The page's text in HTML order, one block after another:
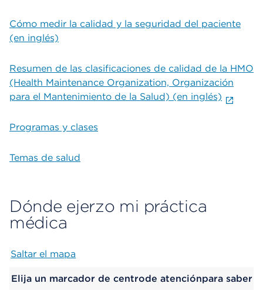
Cómo medir la calidad y la seguridad del paciente
(en inglés)
Resumen de las clasificaciones de calidad de la HMO
(Health Maintenance Organization, Organización
para el Mantenimiento de la Salud) (en inglés)
Programas y clases
Temas de salud
Dónde ejerzo mi práctica
médica
Saltar el mapa
Elija un marcador de centrode atenciónpara saber